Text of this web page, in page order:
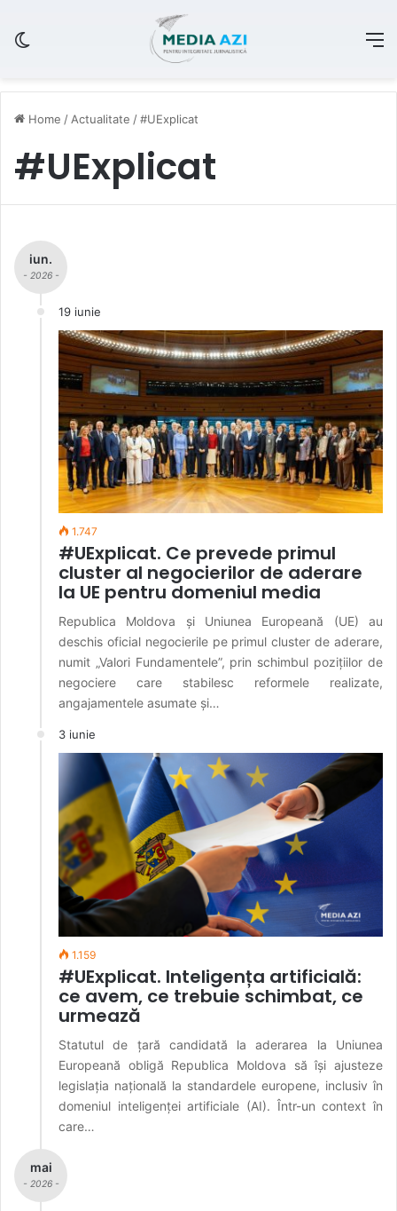
Home / Actualitate /#UExplicat
#UExplicat
iun.
- 2026 -
19 iunie
1.747
#UExplicat. Ce prevede primul
cluster al negocierilor de aderare
la UE pentru domeniul media
Republica Moldova și Uniunea Europeană (UE) au
deschis oficial negocierile pe primul cluster de aderare,
numit „Valori Fundamentele”, prin schimbul pozițiilor de
negociere care stabilesc reformele realizate,
angajamentele asumate și…
3 iunie
1.159
#UExplicat. Inteligența artificială:
ce avem, ce trebuie schimbat, ce
urmează
Statutul de țară candidată la aderarea la Uniunea
Europeană obligă Republica Moldova să își ajusteze
legislația națională la standardele europene, inclusiv în
domeniul inteligenței artificiale (AI). Într-un context în
care…
mai
- 2026 -